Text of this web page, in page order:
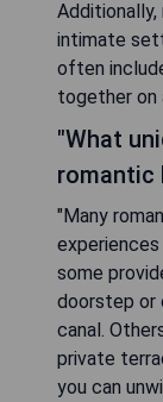
intimate
often
together on
"What
romantic
"Many
some
doorstep or
canal.
private
you can